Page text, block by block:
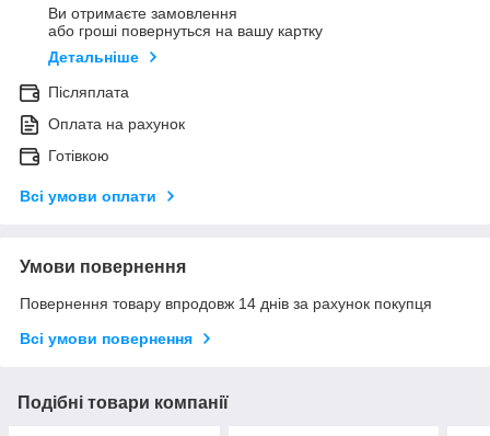
Ви отримаєте замовлення
або гроші повернуться на вашу картку
Детальніше
Післяплата
Оплата на рахунок
Готівкою
Всі умови оплати
Умови повернення
Повернення товару впродовж 14 днів за рахунок покупця
Всі умови повернення
Подібні товари компанії